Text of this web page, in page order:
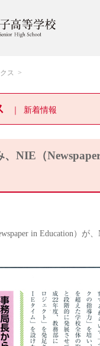
ス
新着情報
、NIE（
in Education）が